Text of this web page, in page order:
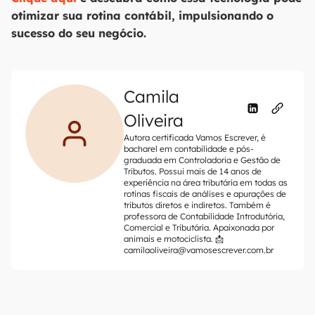
otimizar sua rotina contábil, impulsionando o
sucesso do seu negócio.
Camila
Oliveira
Autora certificada Vamos Escrever, é
bacharel em contabilidade e pós-
graduada em Controladoria e Gestão de
Tributos. Possui mais de 14 anos de
experiência na área tributária em todas as
rotinas fiscais de análises e apurações de
tributos diretos e indiretos. Também é
professora de Contabilidade Introdutória,
Comercial e Tributária. Apaixonada por
animais e motociclista. 📩
camilaoliveira@vamosescrever.com.br